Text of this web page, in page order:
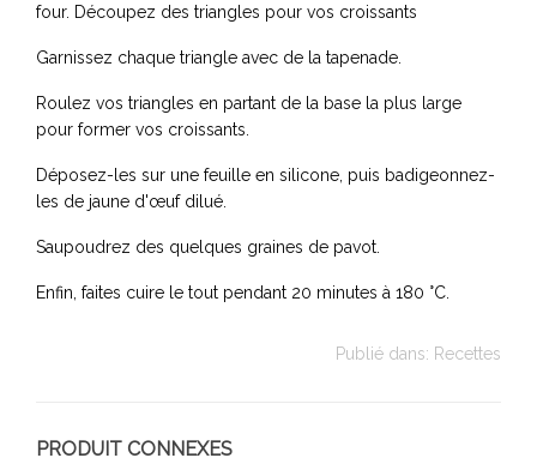
four. Découpez des triangles pour vos croissants
Garnissez chaque triangle avec de la tapenade.
Roulez vos triangles en partant de la base la plus large
pour former vos croissants.
Déposez-les sur une feuille en silicone, puis badigeonnez-
les de jaune d'œuf dilué.
Saupoudrez des quelques graines de pavot.
Enfin, faites cuire le tout pendant 20 minutes à 180 °C.
Publié dans: Recettes
PRODUIT CONNEXES